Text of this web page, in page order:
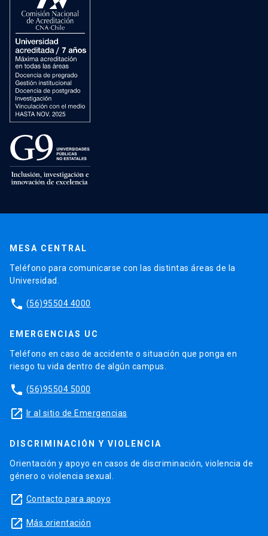
MESA CENTRAL
Teléfono para comunicarse con las distintas áreas de la
Universidad.
phone (56)95504 4000
EMERGENCIAS UC
Teléfono en caso de accidente o situación que ponga en
riesgo tu vida dentro de algún campus.
phone (56)95504 5000
launch Ir al sitio de Emergencias
DISCRIMINACIÓN Y VIOLENCIA
Orientación y apoyo en casos de discriminación, violencia de
género o violencia sexual.
launch Contacto para apoyo
launch Más orientación